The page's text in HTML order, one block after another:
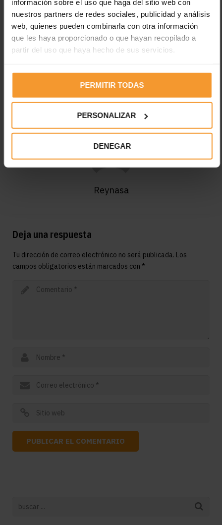
información sobre el uso que haga del sitio web con
nuestros partners de redes sociales, publicidad y análisis
web, quienes pueden combinarla con otra información
que les haya proporcionado o que hayan recopilado a
partir del uso que haya hecho de sus servicios.
PERMITIR TODAS
PERSONALIZAR
DENEGAR
factura de compra.
No cobrar el impuesto cuando se está obligado o no
repercutirlo.
impuesto inspecciones
talleres
tributación
Reynasa
Deja una respuesta
Tu dirección de correo electrónico no será publicada. Los
campos obligatorios están marcados con *